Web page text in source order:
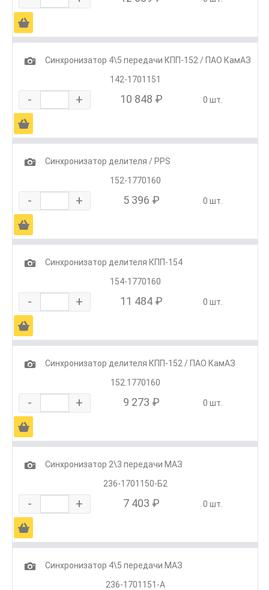
Ä
1
Синхронизатор 4\5 передачи КПП-152 / ПАО КамАЗ
142-1701151
- + 10 848 ₽ 0 шт.
Ä
1
Синхронизатор делителя / PPS
152-1770160
- + 5 396 ₽ 0 шт.
Ä
1
Синхронизатор делителя КПП-154
154-1770160
- + 11 484 ₽ 0 шт.
Ä
1
Синхронизатор делителя КПП-152 / ПАО КамАЗ
152.1770160
- + 9 273 ₽ 0 шт.
Ä
1
Синхронизатор 2\3 передачи МАЗ
236-1701150-Б2
- + 7 403 ₽ 0 шт.
Ä
1
Синхронизатор 4\5 передачи МАЗ
236-1701151-А